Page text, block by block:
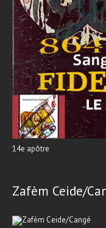
14e apôtre
Zafèm Ceide/